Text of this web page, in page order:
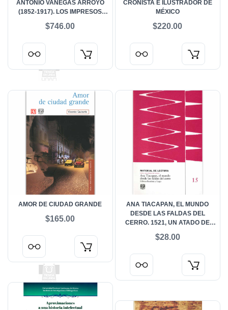
ANTONIO VANEGAS ARROYO
(1852-1917). LOS IMPRESOS
IBEROAMERICANOS Y SUS
$746.00
CRONISTA E ILUSTRADOR DE
MÉXICO
$220.00
AMOR DE CIUDAD GRANDE
$165.00
ANA TIACAPAN, EL MUNDO
DESDE LAS FALDAS DEL
CERRO. 1521, UN ATADO DE
$28.00